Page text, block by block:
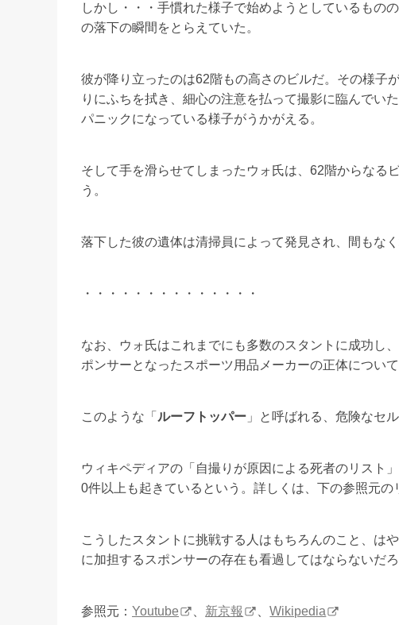
しかし・・・手慣れた様子で始めようとしているもの
の落下の瞬間をとらえていた。
彼が降り立ったのは62階もの高さのビルだ。その様子
りにふちを拭き、細心の注意を払って撮影に臨んでい
パニックになっている様子がうかがえる。
そして手を滑らせてしまったウォ氏は、62階からなる
う。
落下した彼の遺体は清掃員によって発見され、間もな
・・・・・・・・・・・・・・
なお、ウォ氏はこれまでにも多数のスタントに成功し
ポンサーとなったスポーツ用品メーカーの正体につい
このような「 ルーフトッパー 」と呼ばれる、危険なセ
ウィキペディアの「自撮りが原因による死者のリスト
0件以上も起きているという。詳しくは、下の参照元の
こうしたスタントに挑戦する人はもちろんのこと、は
に加担するスポンサーの存在も看過してはならないだろ
参照元： Youtube 新京報 、Wikipedia